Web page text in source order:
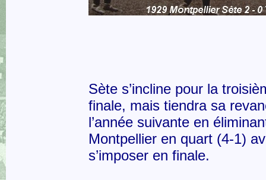
Sète s’incline pour la
finale, mais tiendra sa
l’année suivante en
Montpellier en quart (4-1)
s’imposer en finale.